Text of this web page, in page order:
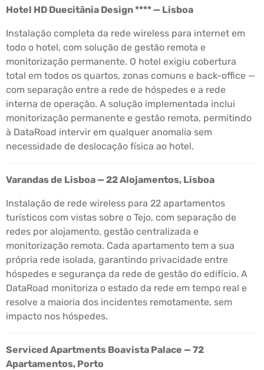
Hotel HD Duecitânia Design **** — Lisboa
Instalação completa da rede wireless para internet em
todo o hotel, com solução de gestão remota e
monitorização permanente. O hotel exigiu cobertura
total em todos os quartos, zonas comuns e back-office —
com separação entre a rede de hóspedes e a rede
interna de operação. A solução implementada inclui
monitorização permanente e gestão remota, permitindo
à DataRoad intervir em qualquer anomalia sem
necessidade de deslocação física ao hotel.
Varandas de Lisboa — 22 Alojamentos, Lisboa
Instalação de rede wireless para 22 apartamentos
turísticos com vistas sobre o Tejo, com separação de
redes por alojamento, gestão centralizada e
monitorização remota. Cada apartamento tem a sua
própria rede isolada, garantindo privacidade entre
hóspedes e segurança da rede de gestão do edifício. A
DataRoad monitoriza o estado da rede em tempo real e
resolve a maioria dos incidentes remotamente, sem
impacto nos hóspedes.
Serviced Apartments Boavista Palace — 72
Apartamentos, Porto